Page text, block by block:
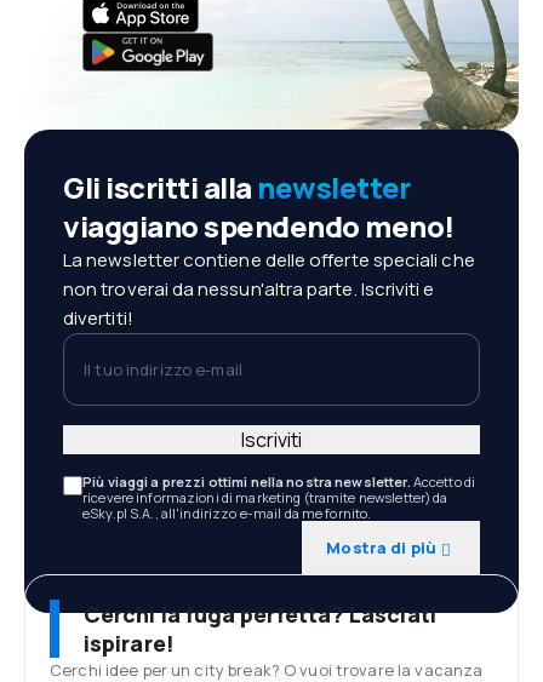
Gli iscritti alla newsletter
viaggiano spendendo meno!
La newsletter contiene delle offerte speciali che
non troverai da nessun'altra parte. Iscriviti e
divertiti!
Il tuo indirizzo e-mail
Più viaggi a prezzi ottimi nella nostra newsletter. Accetto di
ricevere informazioni di marketing (tramite newsletter) da
eSky.pl S.A., all'indirizzo e-mail da me fornito.
Mostra di più
Iscriviti
Cerchi la fuga perfetta? Lasciati
ispirare!
Cerchi idee per un city break? O vuoi trovare la vacanza